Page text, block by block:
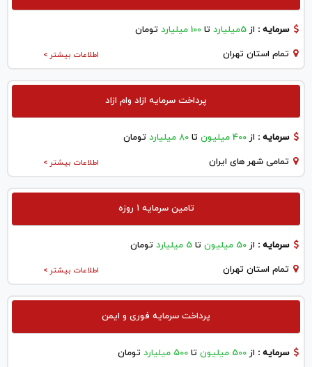
سرمایه : از 5میلیارد تا 100 میلیارد تومان
اطلاعات بیشتر > تمام استان تهران
پرداخت سرمایه ازاد وام ازاد
سرمایه : از 400 میلیون تا 80 میلیارد تومان
اطلاعات بیشتر > تمامی شهر های ایران
تامین سرمایه ۱ روزه
سرمایه : از 50 میلیون تا 5 میلیارد تومان
اطلاعات بیشتر > تمام استان تهران
پرداخت سرمایه فوری و ایمن
سرمایه : از 500 میلیون تا 500 میلیارد تومان